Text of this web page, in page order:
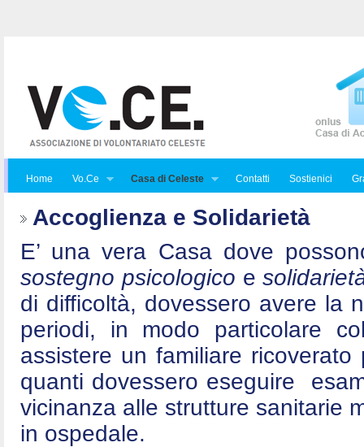
Home Vo.Ce Casa di Celeste Contatti Sostienici
Accoglienza e Solidarietà
E’ una vera Casa dove
sostegno psicologico e
di difficoltà, dovessero avere la
periodi, in modo particolare
assistere un familiare
quanti dovessero eseguire
vicinanza alle strutture sanitarie
in ospedale.